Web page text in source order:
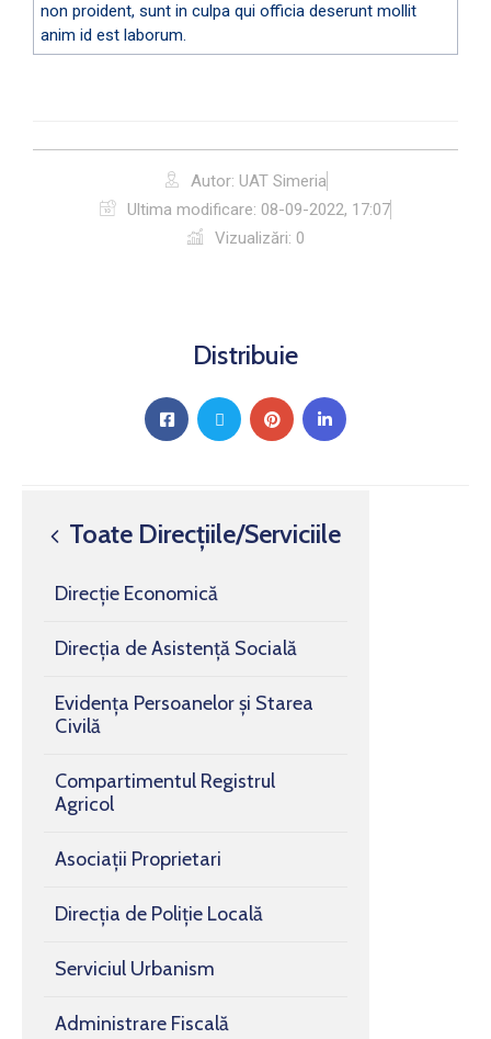
non proident, sunt in culpa qui officia deserunt mollit
anim id est laborum.
Autor: UAT Simeria
Ultima modificare: 08-09-2022, 17:07
Vizualizări: 0
Distribuie
Toate Direcțiile/Serviciile
Direcție Economică
Direcția de Asistență Socială
Evidența Persoanelor și Starea
Civilă
Compartimentul Registrul
Agricol
Asociații Proprietari
Direcția de Poliție Locală
Serviciul Urbanism
Administrare Fiscală